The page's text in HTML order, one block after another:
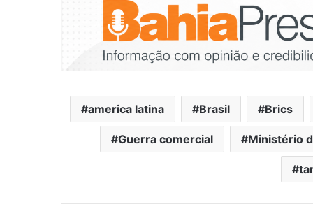
america latina Brasil Brics
Guerra comercial Ministério